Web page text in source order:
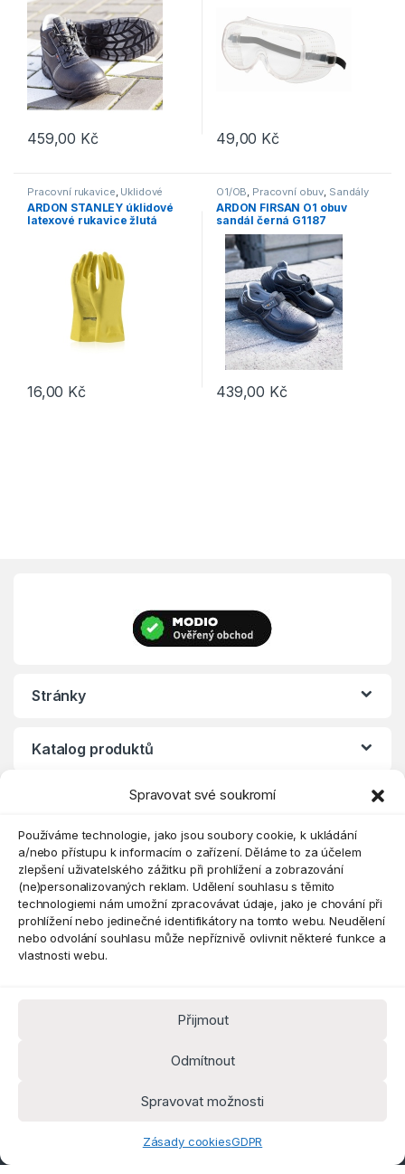
Spravovat své soukromí
Používáme technologie, jako jsou soubory cookie, k ukládání
a/nebo přístupu k informacím o zařízení. Děláme to za účelem
zlepšení uživatelského zážitku při prohlížení a zobrazování
(ne)personalizovaných reklam. Udělení souhlasu s těmito
technologiemi nám umožní zpracovávat údaje, jako je chování při
prohlížení nebo jedinečné identifikátory na tomto webu. Neudělení
nebo odvolání souhlasu může nepříznivě ovlivnit některé funkce a
vlastnosti webu.
Přijmout
Odmítnout
Spravovat možnosti
Zásady cookiesGDPR
459,00 Kč
Tento produkt má více variant. Možnosti lze vybrat na stránce
49,00 Kč
Pracovní rukavice Úklidové
ARDON STANLEY úklidové
latexové rukavice žlutá
16,00 Kč
Tento produkt má více variant. Možnosti lze vybrat na stránce
O1/OB Pracovní obuv Sandály
ARDON FIRSAN O1 obuv
sandál černá G1187
439,00 Kč
Tento produkt má více
Stránky
Katalog produktů
Máte dotaz? Kontaktujte nás
k.cz
Kancelář 8:30 - 16:00